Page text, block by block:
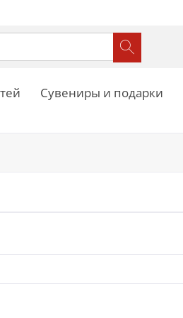
Сувениры и подарки